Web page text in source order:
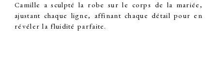
Camille a sculpté la robe sur le corps de la mariée,
ajustant chaque ligne, affinant chaque détail pour en
révéler la fluidité parfaite.